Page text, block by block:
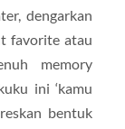
dengarkan
favorite atau
memory
ini ‘kamu
bentuk